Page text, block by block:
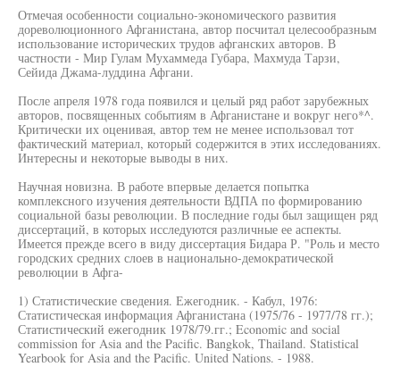
Отмечая особенности социально-экономического развития
дореволюционного Афганистана, автор посчитал целесообразным
использование исторических трудов афганских авторов. В
частности - Мир Гулам Мухаммеда Губара, Махмуда Тарзи,
Сейида Джама-луддина Афгани.
После апреля 1978 года появился и целый ряд работ зарубежных
авторов, посвященных событиям в Афганистане и вокруг него*^.
Критически их оценивая, автор тем не менее использовал тот
фактический материал, который содержится в этих исследованиях.
Интересны и некоторые выводы в них.
Научная новизна. В работе впервые делается попытка
комплексного изучения деятельности ВДПА по формированию
социальной базы революции. В последние годы был защищен ряд
диссертаций, в которых исследуются различные ее аспекты.
Имеется прежде всего в виду диссертация Бидара Р. "Роль и место
городских средних слоев в национально-демократической
революции в Афга-
1) Статистические сведения. Ежегодник. - Кабул, 1976:
Статистическая информация Афганистана (1975/76 - 1977/78 гг.);
Статистический ежегодник 1978/79.гг.; Economic and social
commission for Asia and the Pacific. Bangkok, Thailand. Statistical
Yearbook for Asia and the Pacific. United Nations. - 1988.